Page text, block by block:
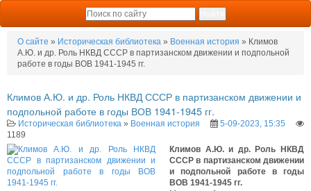
О сайте » Историческая библиотека » Военная история » Климов
А.Ю. и др. Роль НКВД СССР в партизанском движении и подпольной
работе в годы ВОВ 1941-1945 гг.
Климов А.Ю. и др. Роль НКВД СССР в партизанском движении и
подпольной работе в годы ВОВ 1941-1945 гг.
Историческая библиотека » Военная история
5-09-2023, 15:35
1189
Климов А.Ю. и др. Роль НКВД
СССР в партизанском движении
и подпольной работе в годы
ВОВ 1941-1945 гг.